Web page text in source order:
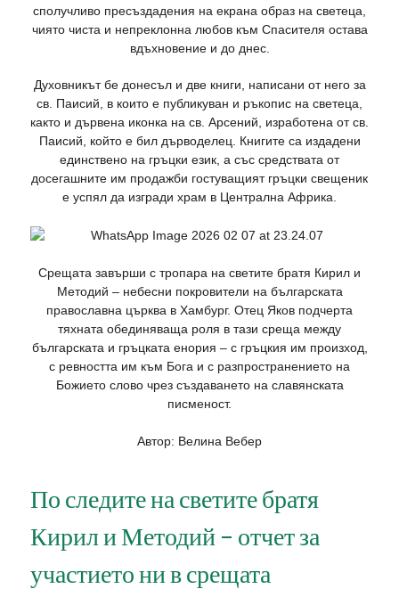
сполучливо пресъздадения на екрана образ на светеца,
чиято чиста и непреклонна любов към Спасителя остава
вдъхновение и до днес.
Духовникът бе донесъл и две книги, написани от него за
св. Паисий, в които е публикуван и ръкопис на светеца,
както и дървена иконка на св. Арсений, изработена от св.
Паисий, който е бил дърводелец. Книгите са издадени
единствено на гръцки език, а със средствата от
досегашните им продажби гостуващият гръцки свещеник
е успял да изгради храм в Централна Африка.
Срещата завърши с тропара на светите братя Кирил и
Методий – небесни покровители на българската
православна църква в Хамбург. Отец Яков подчерта
тяхната обединяваща роля в тази среща между
българската и гръцката енория – с гръцкия им произход,
с ревността им към Бога и с разпространението на
Божието слово чрез създаването на славянската
писменост.
Автор: Велина Вебер
По следите на светите братя
Кирил и Методий – отчет за
участието ни в срещата